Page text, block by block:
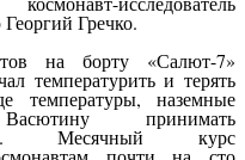
Гречко.
на борту «Салют-7»
температурить и терять
температуры, наземные
принимать
Месячный курс